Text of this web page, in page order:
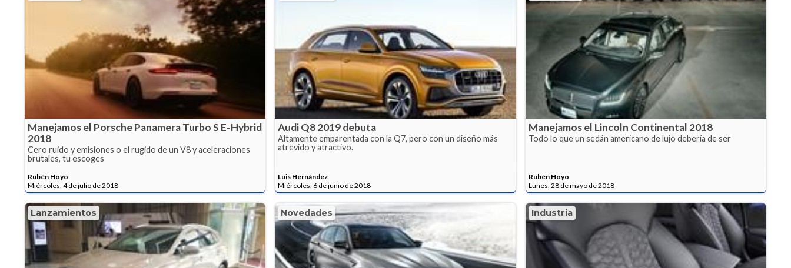
Manejamos el Porsche Panamera Turbo S E-Hybrid
2018
Cero ruido y emisiones o el rugido de un V8 y aceleraciones
brutales, tu escoges
Rubén Hoyo
Miércoles, 4 de julio de 2018
Audi Q8 2019 debuta
Altamente emparentada con la Q7, pero con un diseño más
atrevido y atractivo.
Luis Hernández
Miércoles, 6 de junio de 2018
Manejamos el Lincoln Continental 2018
Todo lo que un sedán americano de lujo debería de ser
Rubén Hoyo
Lunes, 28 de mayo de 2018
Lanzamientos Novedades Industria